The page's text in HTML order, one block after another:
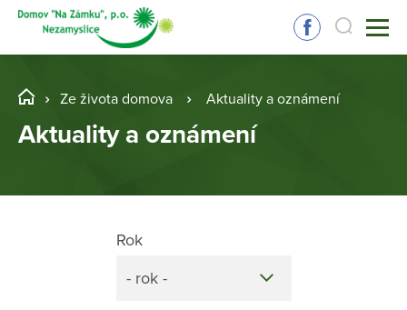
Ze života domova Aktuality a oznámení
Aktuality a oznámení
Rok
- rok -